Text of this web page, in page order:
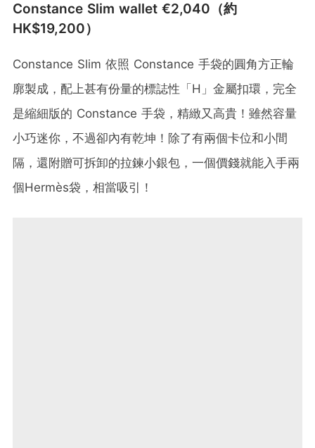
Constance Slim wallet €2,040（約
HK$19,200）
Constance Slim 依照 Constance 手袋的圓角方正輪
廓製成，配上甚有份量的標誌性「H」金屬扣環，完全
是縮細版的 Constance 手袋，精緻又高貴！雖然容量
小巧迷你，不過卻內有乾坤！除了有兩個卡位和小間
隔，還附贈可拆卸的拉鍊小銀包，一個價錢就能入手兩
個Hermès袋，相當吸引！